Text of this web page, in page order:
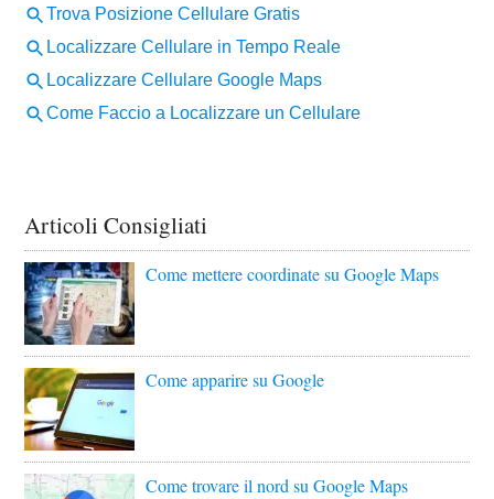
Articoli Consigliati
Come mettere coordinate su Google Maps
Come apparire su Google
Come trovare il nord su Google Maps